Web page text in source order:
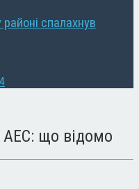
спалахнув
АЕС: що відомо